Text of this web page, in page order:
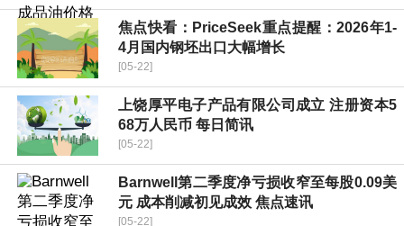
焦点快看：PriceSeek重点提醒：2026年1-
4月国内钢坯出口大幅增长
[05-22]
上饶厚平电子产品有限公司成立 注册资本5
68万人民币 每日简讯
[05-22]
Barnwell第二季度净亏损收窄至每股0.09美
元 成本削减初见成效 焦点速讯
[05-22]